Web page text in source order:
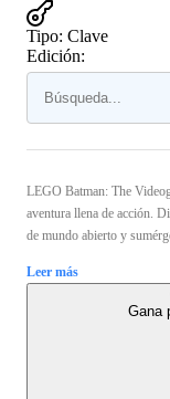
Tipo: Clave
Edición:
LEGO Batman: The
aventura llena de acción.
de mundo abierto y
Leer más
Gana